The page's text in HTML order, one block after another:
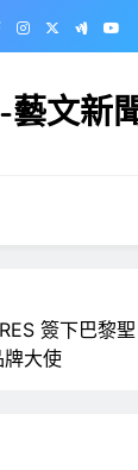
文新
簽下巴黎
大使